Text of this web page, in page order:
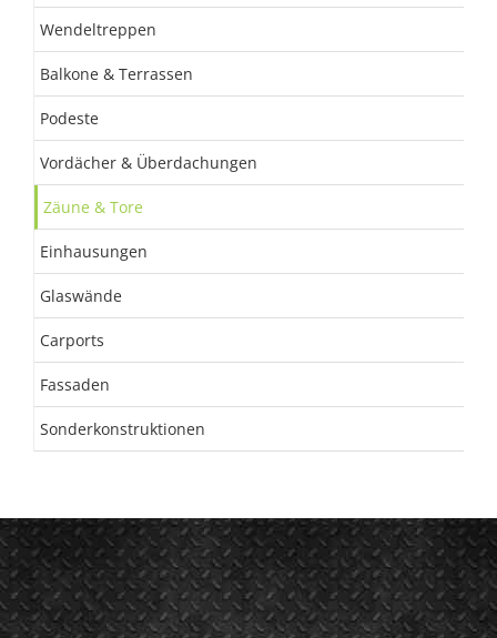
Wendeltreppen
Balkone & Terrassen
Podeste
Vordächer & Überdachungen
Zäune & Tore
Einhausungen
Glaswände
Carports
Fassaden
Sonderkonstruktionen